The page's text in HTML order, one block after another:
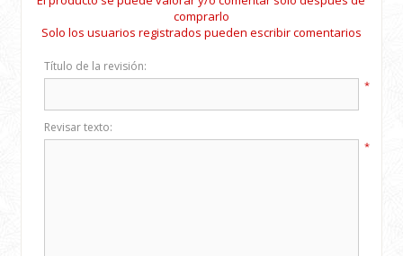
comprarlo
Solo los usuarios registrados pueden escribir comentarios
Título de la revisión:
*
Revisar texto:
*